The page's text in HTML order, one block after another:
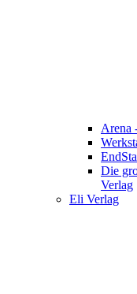
Arena
Die
Verlag
Eli Verlag